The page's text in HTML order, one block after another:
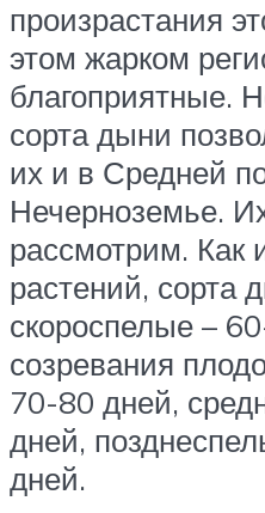
произрастания
этом жарком
благоприятные.
сорта дыни
их и в Средней
Нечерноземье.
рассмотрим. Как
растений, сорта
скороспелые –
созревания
70-80 дней,
дней,
дней.